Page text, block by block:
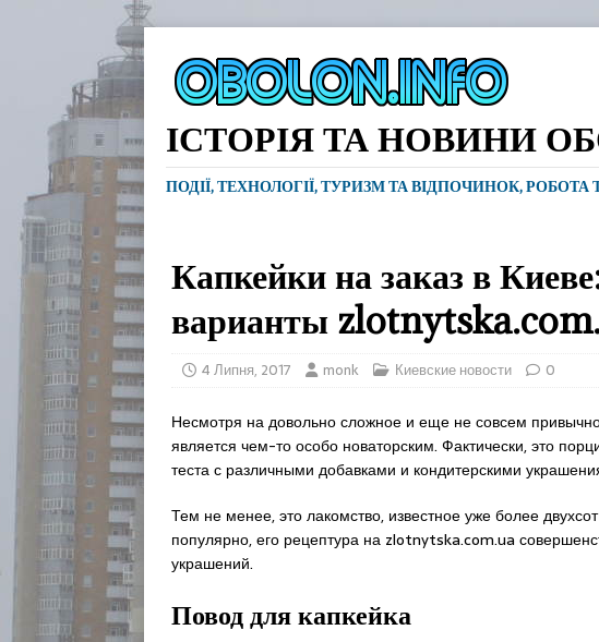
ІСТОРІЯ ТА НОВИНИ
ПОДІЇ, ТЕХНОЛОГІЇ, ТУРИЗМ ТА ВІДПОЧИНОК, РОБОТА
Капкейки на заказ в
варианты
4 Липня, 2017 monk Киевские новости 0
Несмотря на довольно сложное и еще не совсем
является чем-то особо новаторским. Фактически, это
теста с различными добавками и кондитерскими
Тем не менее, это лакомство, известное уже более
популярно, его рецептура на zlotnytska.com.ua
украшений.
Повод для капкейка